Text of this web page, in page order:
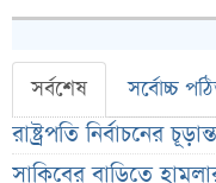
সর্বশেষ সর্বোচ্চ
রাষ্ট্রপতি নির্বাচনের
সাকিবের বাড়িতে